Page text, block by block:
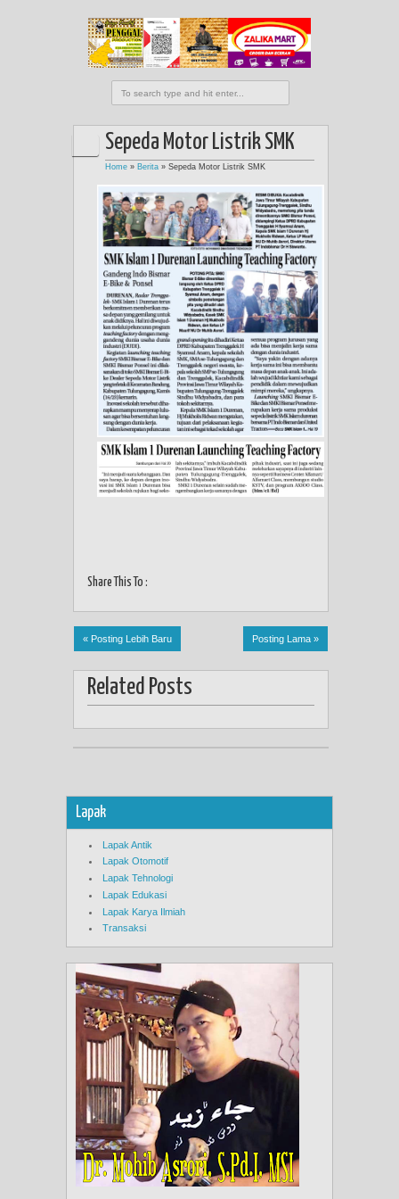
Sepeda Motor Listrik SMK
Home » Berita » Sepeda Motor Listrik SMK
Share This To :
« Posting Lebih Baru Posting Lama »
Related Posts
Lapak
Lapak Antik
Lapak Otomotif
Lapak Tehnologi
Lapak Edukasi
Lapak Karya Ilmiah
Transaksi